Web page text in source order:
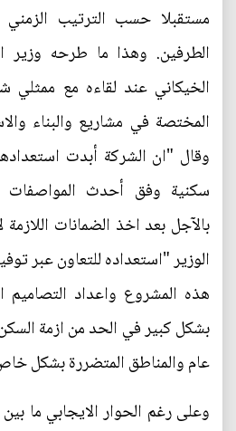
مستقبلا حسب الترتيب الزمني
الطرفين. وهذا ما طرحه وزير
الخيكاني عند لقاءه مع ممثلي
سكنية وفق أحدث المواصفات
بالآجل بعد اخذ الضمانات
الوزير "استعداده للتعاون عبر
هذه المشروع واعداد التصاميم
بشكل كبير في الحد من ازمة
عام والمناطق المتضررة بشكل
وعلى رغم الحوار الايجابي ما